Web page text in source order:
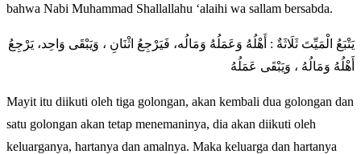
bahwa Nabi Muhammad Shallallahu ‘alaihi wa sallam bersabda.
يَتْبَعُ الْمَيِّتَ ثَلَاثَةٌ : أَهْلُهُ وَعَمَلُهُ وَمَالُه، فَيَرْجِعُ اثْنَانِ ، وَيَبْقَى وَاحِد، يَرْجِعُ
أَهْلُهُ وَمَالُهُ ، وَيَبْقَى عَمَلُهُ
Mayit itu diikuti oleh tiga golongan, akan kembali dua golongan dan
satu golongan akan tetap menemaninya, dia akan diikuti oleh
keluarganya, hartanya dan amalnya. Maka keluarga dan hartanya